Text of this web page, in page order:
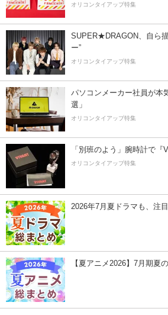
オリコンタイアップ特集
SUPER★DRAGON、自ら
ー”
オリコンタイアップ特集
パソコンメーカー社員が本
選」
オリコンタイアップ特集
「別班のよう」腕時計で
オリコンタイアップ特集
2026年7月夏ドラマも、注
【夏アニメ2026】7月期夏